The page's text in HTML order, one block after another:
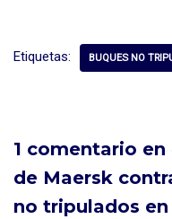
dI
b
k
Etiquetas: BUQUES NO
1 comentario
de Maersk
no tripulados en